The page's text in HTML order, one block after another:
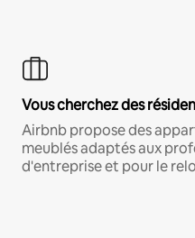
Vous cherchez des
Airbnb propose des
meublés adaptés aux
d'entreprise et pour le